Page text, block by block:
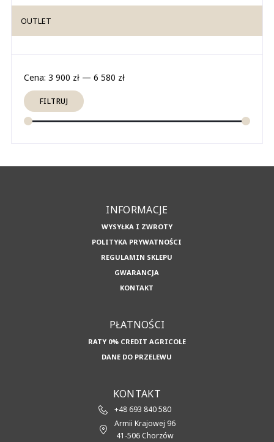
OUTLET
Cena
min
Cena
max
FILTRUJ
Cena: 3 900 zł— 6 580 zł
INFORMACJE
WYSYŁKA I ZWROTY
POLITYKA PRYWATNOŚCI
REGULAMIN SKLEPU
GWARANCJA
KONTAKT
PŁATNOŚCI
RATY 0% CREDIT AGRICOLE
DANE DO PRZELEWU
KONTAKT
+48 693 840 580
Armii Krajowej 96
41-506 Chorzów